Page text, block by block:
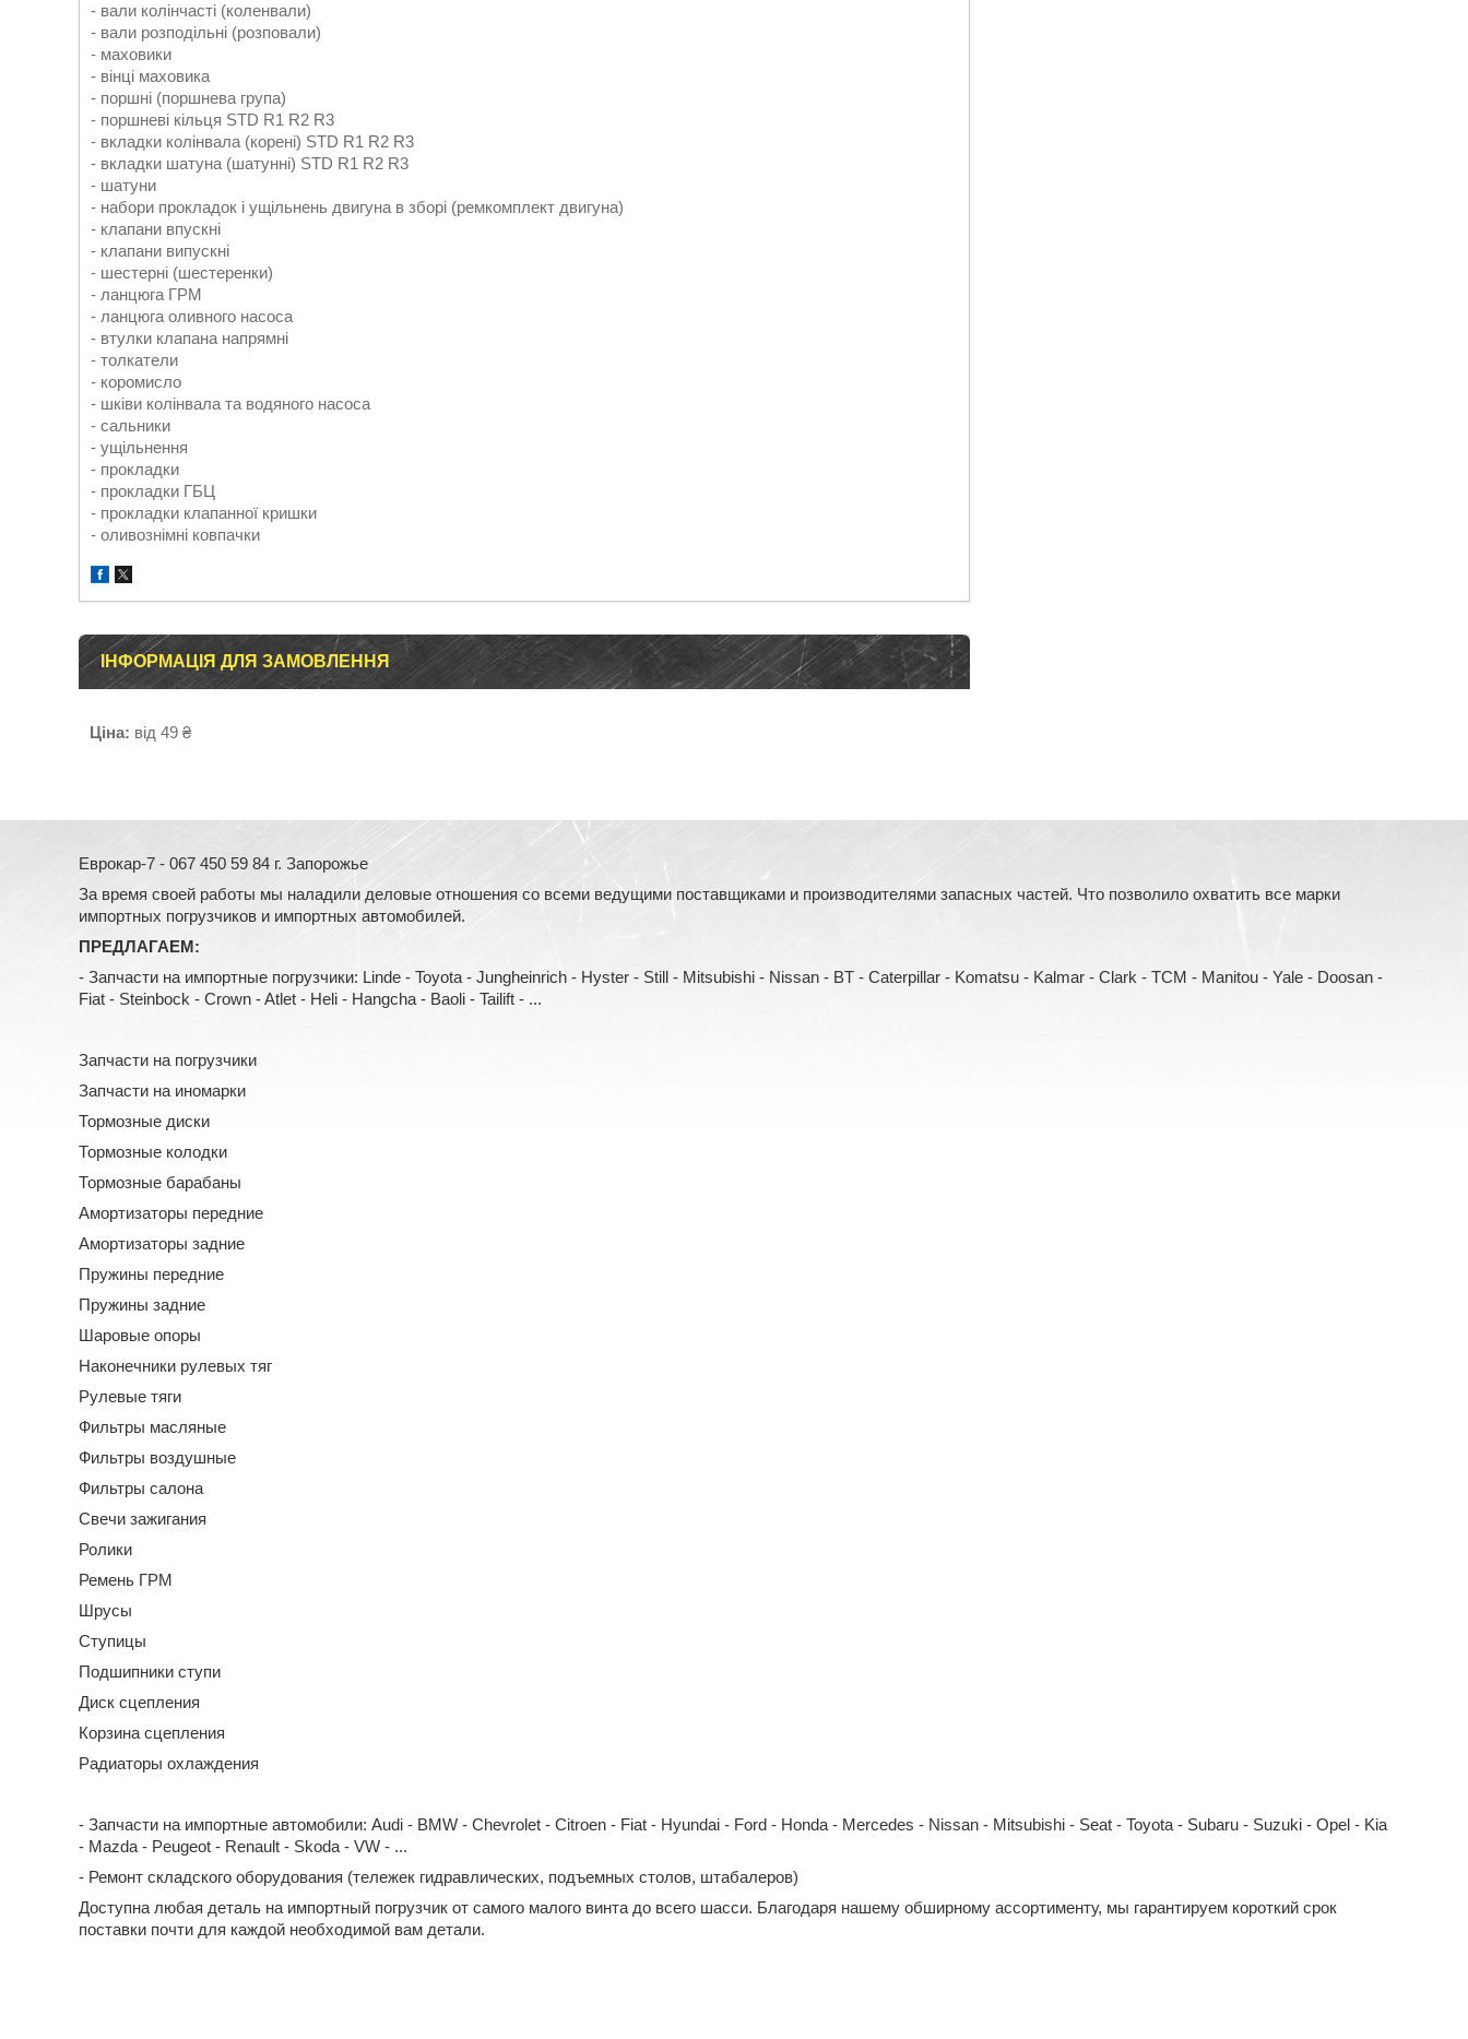
- вали колінчасті (коленвали)
- вали розподільні (розповали)
- маховики
- вінці маховика
- поршні (поршнева група)
- поршневі кільця STD R1 R2 R3
- вкладки колінвала (корені) STD R1 R2 R3
- вкладки шатуна (шатунні) STD R1 R2 R3
- шатуни
- набори прокладок і ущільнень двигуна в зборі (ремкомплект двигуна)
- клапани впускні
- клапани випускні
- шестерні (шестеренки)
- ланцюга ГРМ
- ланцюга оливного насоса
- втулки клапана напрямні
- толкатели
- коромисло
- шківи колінвала та водяного насоса
- сальники
- ущільнення
- прокладки
- прокладки ГБЦ
- прокладки клапанної кришки
- оливознімні ковпачки
ІНФОРМАЦІЯ ДЛЯ ЗАМОВЛЕННЯ
Ціна: від 49 ₴
Еврокар-7 - 067 450 59 84 г. Запорожье
За время своей работы мы наладили деловые отношения со всеми ведущими поставщиками и производителями запасных частей. Что позволило охватить все марки
импортных погрузчиков и импортных автомобилей.
ПРЕДЛАГАЕМ:
- Запчасти на импортные погрузчики: Linde - Toyota - Jungheinrich - Hyster - Still - Mitsubishi - Nissan - BT - Caterpillar - Komatsu - Kalmar - Clark - TCM - Manitou - Yale - Doosan -
Fiat - Steinbock - Crown - Atlet - Heli - Hangcha - Baoli - Tailift - ...
Запчасти на погрузчики
Запчасти на иномарки
Тормозные диски
Тормозные колодки
Тормозные барабаны
Амортизаторы передние
Амортизаторы задние
Пружины передние
Пружины задние
Шаровые опоры
Наконечники рулевых тяг
Рулевые тяги
Фильтры масляные
Фильтры воздушные
Фильтры салона
Свечи зажигания
Ролики
Ремень ГРМ
Шрусы
Ступицы
Подшипники ступи
Диск сцепления
Корзина сцепления
Радиаторы охлаждения
- Запчасти на импортные автомобили: Audi - BMW - Chevrolet - Citroen - Fiat - Hyundai - Ford - Honda - Mercedes - Nissan - Mitsubishi - Seat - Toyota - Subaru - Suzuki - Opel - Kia
- Mazda - Peugeot - Renault - Skoda - VW - ...
- Ремонт складского оборудования (тележек гидравлических, подъемных столов, штабалеров)
Доступна любая деталь на импортный погрузчик от самого малого винта до всего шасси. Благодаря нашему обширному ассортименту, мы гарантируем короткий срок
поставки почти для каждой необходимой вам детали.